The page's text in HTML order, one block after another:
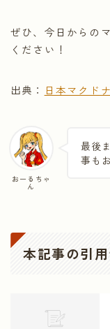
ぜひ、今日からの
ください！
出典： 日本マクド
おーるちゃ
ん
最後
事も
本記事の引